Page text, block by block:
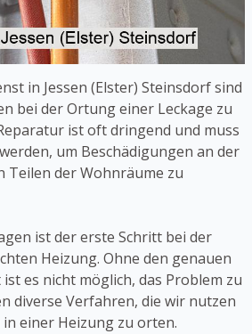
in Jessen (Elster) Steinsdorf sind
bei der Ortung einer Leckage zu
ist oft dringend und muss
um Beschädigungen an der
Teilen der Wohnräume zu
ist der erste Schritt bei der
Heizung. Ohne den genauen
es nicht möglich, das Problem zu
diverse Verfahren, die wir nutzen
einer Heizung zu orten.